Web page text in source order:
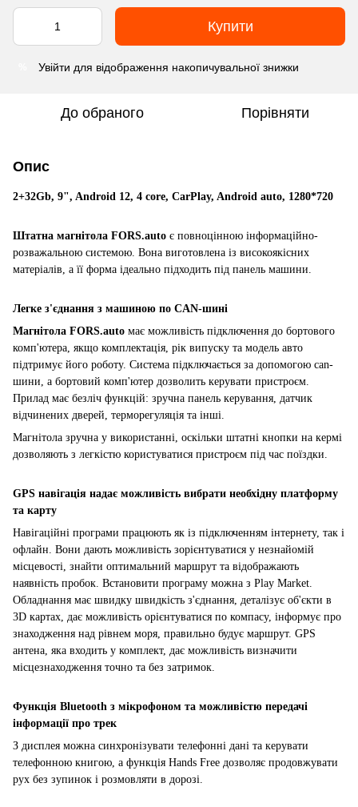
Купити
Увійти для відображення накопичувальної знижки
До обраного Порівняти
Опис
2+32Gb, 9", Android 12, 4 core, CarPlay, Android auto, 1280*720
Штатна магнітола FORS.auto є повноцінною інформаційно-
розважальною системою. Вона виготовлена із високоякісних
матеріалів, а її форма ідеально підходить під панель машини.
Легке з'єднання з машиною по CAN-шині
Магнітола FORS.auto має можливість підключення до бортового
комп'ютера, якщо комплектація, рік випуску та модель авто
підтримує його роботу. Система підключається за допомогою can-
шини, а бортовий комп'ютер дозволить керувати пристроєм.
Прилад має безліч функцій: зручна панель керування, датчик
відчинених дверей, терморегуляція та інші.
Магнітола зручна у використанні, оскільки штатні кнопки на кермі
дозволяють з легкістю користуватися пристроєм під час поїздки.
GPS навігація надає можливість вибрати необхідну платформу
та карту
Навігаційні програми працюють як із підключенням інтернету, так і
офлайн. Вони дають можливість зорієнтуватися у незнайомій
місцевості, знайти оптимальний маршрут та відображають
наявність пробок. Встановити програму можна з Play Market.
Обладнання має швидку швидкість з'єднання, деталізує об'єкти в
3D картах, дає можливість орієнтуватися по компасу, інформує про
знаходження над рівнем моря, правильно будує маршрут. GPS
антена, яка входить у комплект, дає можливість визначити
місцезнаходження точно та без затримок.
Функція Bluetooth з мікрофоном та можливістю передачі
інформації про трек
З дисплея можна синхронізувати телефонні дані та керувати
телефонною книгою, а функція Hands Free дозволяє продовжувати
рух без зупинок і розмовляти в дорозі.